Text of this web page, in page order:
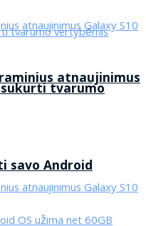
tvarumo
atnaujinimus
savo Android